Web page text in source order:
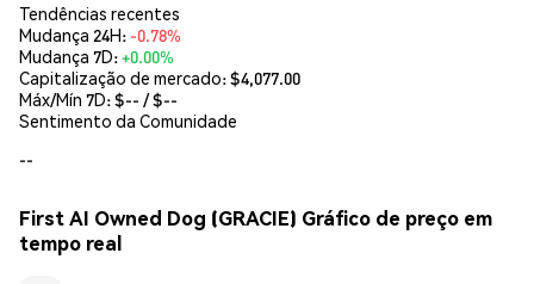
Tendências recentes
Mudança 24H: -0.78%
Mudança 7D:+0.00%
Capitalização de mercado:$4,077.00
Máx/Mín 7D: $-- / $--
Sentimento da Comunidade
--
First AI Owned Dog (GRACIE) Gráfico de preço em
tempo real